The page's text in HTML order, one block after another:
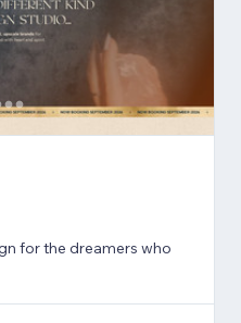
for the dreamers who